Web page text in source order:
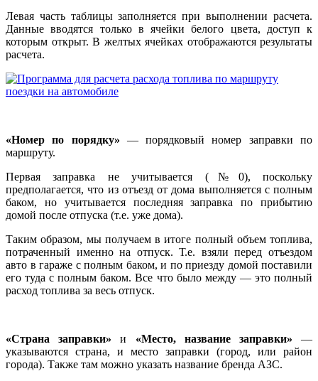
Левая часть таблицы заполняется при выполнении расчета.
Данные вводятся только в ячейки белого цвета, доступ к
которым открыт. В желтых ячейках отображаются результаты
расчета.
«Номер по порядку» — порядковый номер заправки по
маршруту.
Первая заправка не учитывается (№0), поскольку
предполагается, что из отъезд от дома выполняется с полным
баком, но учитывается последняя заправка по прибытию
домой после отпуска (т.е. уже дома).
Таким образом, мы получаем в итоге полный объем топлива,
потраченный именно на отпуск. Т.е. взяли перед отъездом
авто в гараже с полным баком, и по приезду домой поставили
его туда с полным баком. Все что было между — это полный
расход топлива за весь отпуск.
«Страна заправки» и «Место, название заправки» —
указываются страна, и место заправки (город, или район
города). Также там можно указать название бренда АЗС.